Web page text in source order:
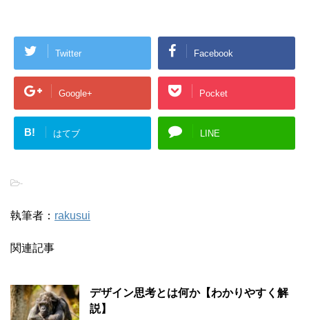
Twitter Facebook
Google+ Pocket
B! はてブ LINE
-
執筆者： rakusui
関連記事
デザイン思考とは何か【わかりやすく解
説】